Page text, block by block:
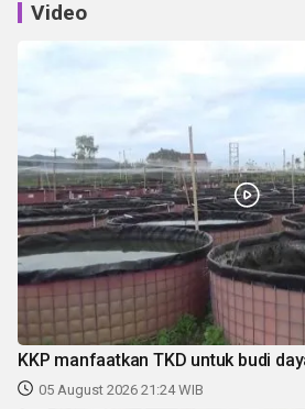
Video
KKP manfaatkan TKD untuk budi
05 August 2026 21:24 WIB